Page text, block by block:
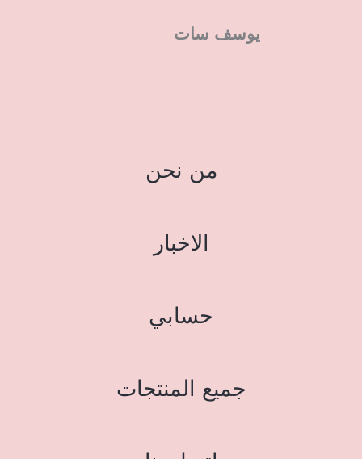
يوسف سات
من نحن
الاخبار
حسابي
جميع المنتجات